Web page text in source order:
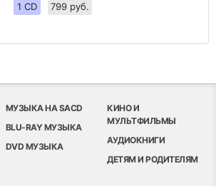
1 CD 799 руб.
МУЗЫКА НА SACD
BLU-RAY МУЗЫКА
DVD МУЗЫКА
КИНО И
МУЛЬТФИЛЬМЫ
АУДИОКНИГИ
ДЕТЯМ И РОДИТЕЛЯМ